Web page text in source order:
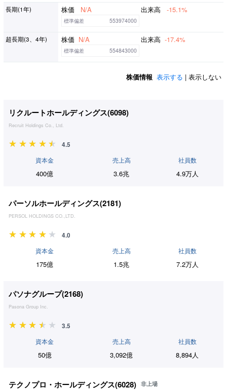
長期(1年) 株価 N/A 出来高 -15.1%
標準偏差 553974000
超長期(3、4年) 株価 N/A 出来高 -17.4%
標準偏差 554843000
株価情報 表示する | 表示しない
リクルートホールディングス(6098)
Recruit Holdings Co., Ltd.
4.5
資本金
400億
売上高
3.6兆
社員数
4.9万人
パーソルホールディングス(2181)
PERSOL HOLDINGS CO.,LTD.
4.0
資本金
175億
売上高
1.5兆
社員数
7.2万人
パソナグループ(2168)
Pasona Group Inc.
3.5
資本金
50億
売上高
3,092億
社員数
8,894人
テクノプロ・ホールディングス(6028) 非上場